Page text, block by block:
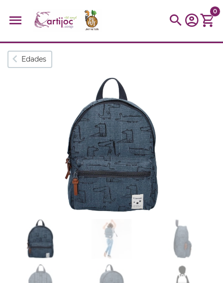
Búsquedas populares
Moulin
kidynight Puzzle
0
Edades